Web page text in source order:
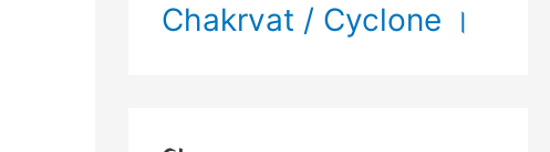
Chakrvat / Cyclone ।